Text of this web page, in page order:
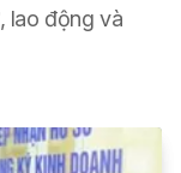
lao động và